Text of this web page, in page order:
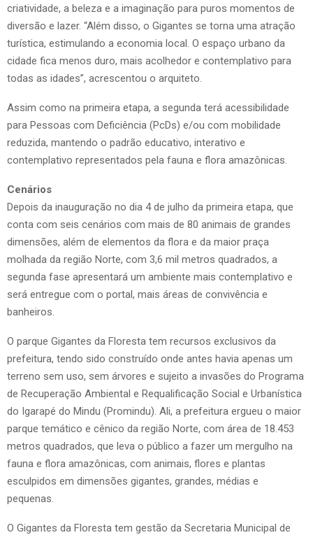
criatividade, a beleza e a imaginação para puros momentos de
diversão e lazer. “Além disso, o Gigantes se torna uma atração
turística, estimulando a economia local. O espaço urbano da
cidade fica menos duro, mais acolhedor e contemplativo para
todas as idades”, acrescentou o arquiteto.
Assim como na primeira etapa, a segunda terá acessibilidade
para Pessoas com Deficiência (PcDs) e/ou com mobilidade
reduzida, mantendo o padrão educativo, interativo e
contemplativo representados pela fauna e flora amazônicas.
Cenários
Depois da inauguração no dia 4 de julho da primeira etapa, que
conta com seis cenários com mais de 80 animais de grandes
dimensões, além de elementos da flora e da maior praça
molhada da região Norte, com 3,6 mil metros quadrados, a
segunda fase apresentará um ambiente mais contemplativo e
será entregue com o portal, mais áreas de convivência e
banheiros.
O parque Gigantes da Floresta tem recursos exclusivos da
prefeitura, tendo sido construído onde antes havia apenas um
terreno sem uso, sem árvores e sujeito a invasões do Programa
de Recuperação Ambiental e Requalificação Social e Urbanística
do Igarapé do Mindu (Promindu). Ali, a prefeitura ergueu o maior
parque temático e cênico da região Norte, com área de 18.453
metros quadrados, que leva o público a fazer um mergulho na
fauna e flora amazônicas, com animais, flores e plantas
esculpidos em dimensões gigantes, grandes, médias e
pequenas.
O Gigantes da Floresta tem gestão da Secretaria Municipal de